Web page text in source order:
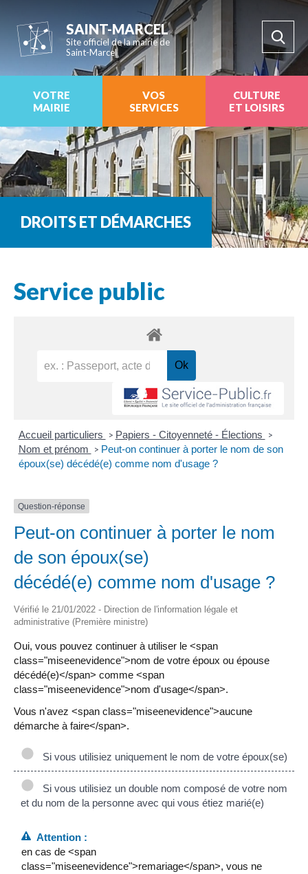
SAINT-MARCEL
Site officiel de la mairie de
Saint-Marcel
VOTRE
MAIRIE
VOS
SERVICES
CULTURE
ET LOISIRS
DROITS ET DÉMARCHES
Service public
Accueil particuliers > Papiers - Citoyenneté - Élections >
Nom et prénom > Peut-on continuer à porter le nom de son
époux(se) décédé(e) comme nom d'usage ?
Question-réponse
Peut-on continuer à porter le nom
de son époux(se)
décédé(e) comme nom d'usage ?
Vérifié le 21/01/2022 - Direction de l'information légale et
administrative (Première ministre)
Oui, vous pouvez continuer à utiliser le <span
class="miseenevidence">nom de votre époux ou épouse
décédé(e)</span> comme <span
class="miseenevidence">nom d'usage</span>.
Vous n'avez <span class="miseenevidence">aucune
démarche à faire</span>.
Si vous utilisiez uniquement le nom de votre époux(se)
Si vous utilisiez un double nom composé de votre nom
et du nom de la personne avec qui vous étiez marié(e)
Attention :
en cas de <span
class="miseenevidence">remariage</span>, vous ne